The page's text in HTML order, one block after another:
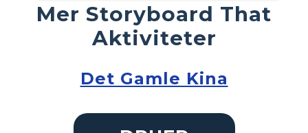
Mer Storyboard That
Aktiviteter
Det Gamle Kina